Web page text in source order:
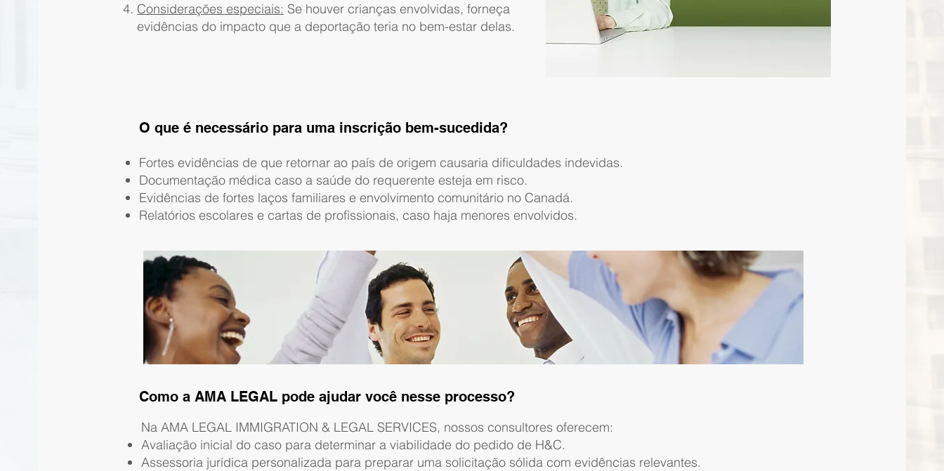
Considerações especiais: Se houver crianças envolvidas, forneça
evidências do impacto que a deportação teria no bem-estar delas.
O que é necessário para uma inscrição bem-sucedida?
Fortes evidências de que retornar ao país de origem causaria dificuldades indevidas.
Documentação médica caso a saúde do requerente esteja em risco.
Evidências de fortes laços familiares e envolvimento comunitário no Canadá.
Relatórios escolares e cartas de profissionais, caso haja menores envolvidos.
Como a AMA LEGAL pode ajudar você nesse processo?
Na AMA LEGAL IMMIGRATION & LEGAL SERVICES, nossos consultores oferecem:
Avaliação inicial do caso para determinar a viabilidade do pedido de H&C.
Assessoria jurídica personalizada para preparar uma solicitação sólida com evidências relevantes.